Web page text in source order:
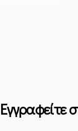
Εγγραφείτε